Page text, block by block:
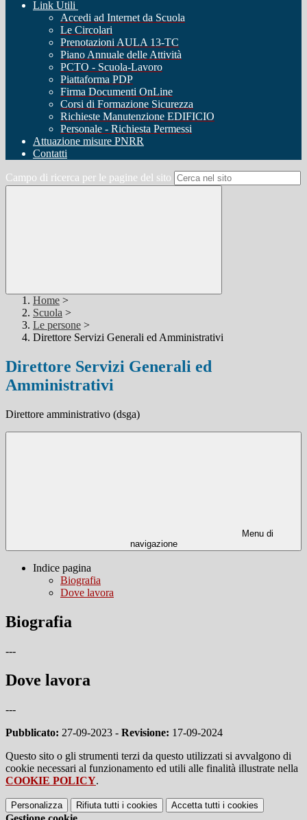
Link Utili
Accedi ad Internet da Scuola
Le Circolari
Prenotazioni AULA 13-TC
Piano Annuale delle Attività
PCTO - Scuola-Lavoro
Piattaforma PDP
Firma Documenti OnLine
Corsi di Formazione Sicurezza
Richieste Manutenzione EDIFICIO
Personale - Richiesta Permessi
Attuazione misure PNRR
Contatti
Campo di ricerca per le pagine del sito
Home >
Scuola >
Le persone >
Direttore Servizi Generali ed Amministrativi
Direttore Servizi Generali ed
Amministrativi
Direttore amministrativo (dsga)
Menu di
navigazione
Indice pagina
Biografia
Dove lavora
Biografia
---
Dove lavora
---
Pubblicato: 27-09-2023 - Revisione: 17-09-2024
Questo sito o gli strumenti terzi da questo utilizzati si avvalgono di
cookie necessari al funzionamento ed utili alle finalità illustrate nella
COOKIE POLICY.
Personalizza Rifiuta tutti i cookies Accetta tutti i cookies